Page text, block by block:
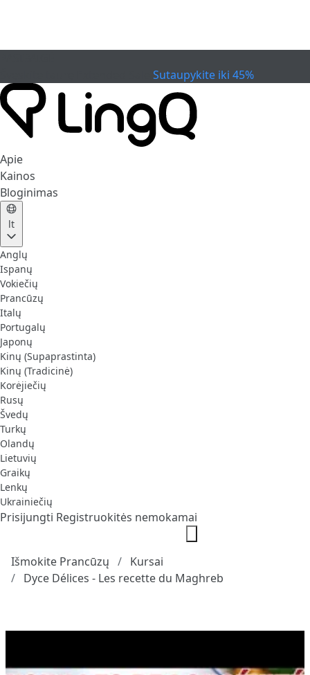
Sutaupykite iki 45%
Apie
Kainos
Bloginimas
lt
Anglų
Ispanų
Vokiečių
Prancūzų
Italų
Portugalų
Japonų
Kinų (Supaprastinta)
Kinų (Tradicinė)
Korėjiečių
Rusų
Švedų
Turkų
Olandų
Lietuvių
Graikų
Lenkų
Ukrainiečių
Prisijungti Registruokitės nemokamai
Išmokite Prancūzų
Kursai
Dyce Délices - Les recette du Maghreb